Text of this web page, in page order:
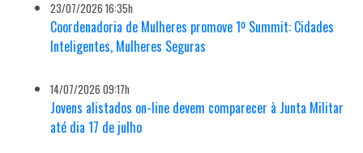
23/07/2026 16:35h
Coordenadoria de Mulheres promove 1º Summit: Cidades
Inteligentes, Mulheres Seguras
14/07/2026 09:17h
Jovens alistados on-line devem comparecer à Junta Militar
até dia 17 de julho